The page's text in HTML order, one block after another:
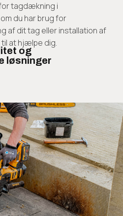
tagdækning i
du har brug for
af dit tag eller installation af
til at hjælpe dig.
og
løsninger